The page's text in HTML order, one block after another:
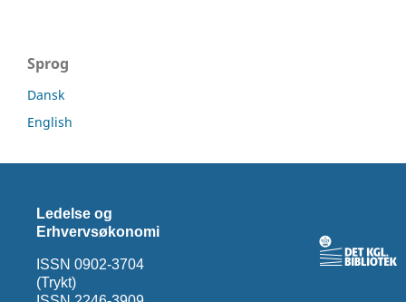
Sprog
Dansk
English
Ledelse og
Erhvervsøkonomi
ISSN 0902-3704
(Trykt)